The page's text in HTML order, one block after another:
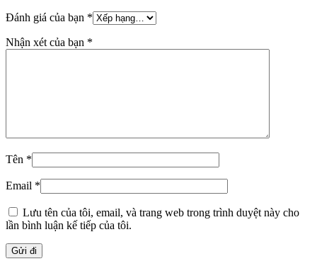
Đánh giá của bạn *
Nhận xét của bạn *
Tên *
Email *
Lưu tên của tôi, email, và trang web trong trình duyệt này cho
lần bình luận kế tiếp của tôi.